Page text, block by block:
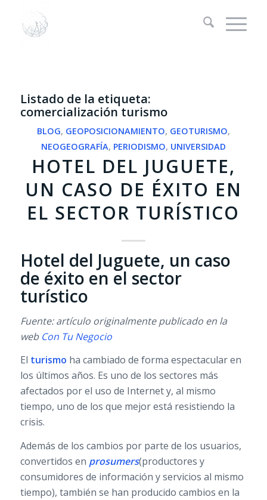
Listado de la etiqueta:
comercialización turismo
BLOG, GEOPOSICIONAMIENTO, GEOTURISMO,
NEOGEOGRAFÍA, PERIODISMO, UNIVERSIDAD
HOTEL DEL JUGUETE,
UN CASO DE ÉXITO EN
EL SECTOR TURÍSTICO
Hotel del Juguete, un caso
de éxito en el sector
turístico
Fuente: artículo originalmente publicado en la
web Con Tu Negocio
El turismo ha cambiado de forma espectacular en
los últimos años. Es uno de los sectores más
afectados por el uso de Internet y, al mismo
tiempo, uno de los que mejor está resistiendo la
crisis.
Además de los cambios por parte de los usuarios,
convertidos en prosumers(productores y
consumidores de información y servicios al mismo
tiempo), también se han producido cambios en la